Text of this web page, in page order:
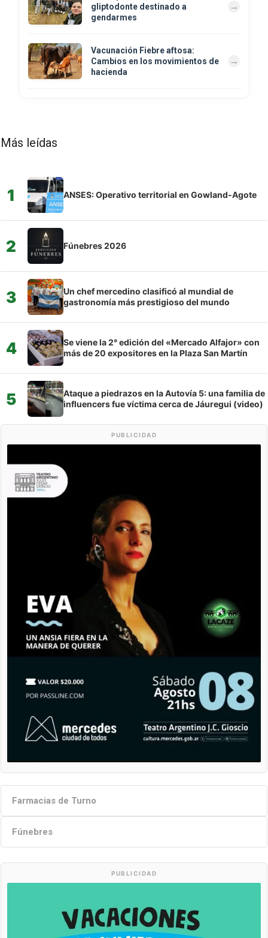
gliptodonte destinado a
gendarmes
Vacunación Fiebre aftosa:
Cambios en los movimientos de
hacienda
Más leídas
1 ANSES: Operativo territorial en Gowland-Agote
2 Fúnebres 2026
3
Un chef mercedino clasificó al mundial de
gastronomía más prestigioso del mundo
4
Se viene la 2° edición del «Mercado Alfajor» con
más de 20 expositores en la Plaza San Martín
5
Ataque a piedrazos en la Autovía 5: una familia de
influencers fue víctima cerca de Jáuregui (video)
PUBLICIDAD
Farmacias de Turno
Fúnebres
PUBLICIDAD